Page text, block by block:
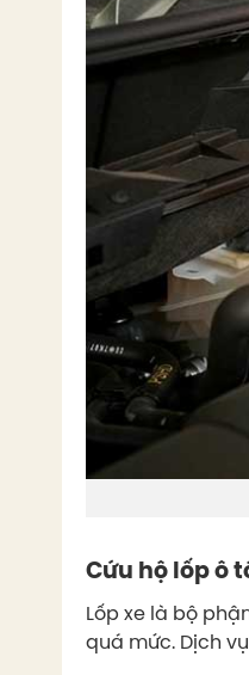
Cứu hộ lốp ô
Lốp xe là bộ
quá mức. Dịch